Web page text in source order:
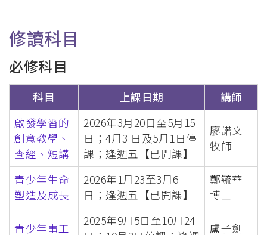
修讀科目
必修科目
科目 上課日期
講師
啟發學習的
創意教學、
查經、短講
2026年3月20日至5月15
日；4月3 日及5月1日停
課；逢週五【已開課】
廖諾文
牧師
青少年生命
塑造及成長
2026年1月23至3月6
日；逢週五【已開課】
鄭毓華
博士
青少年事工
2025年9月5日至10月24
盧子劍